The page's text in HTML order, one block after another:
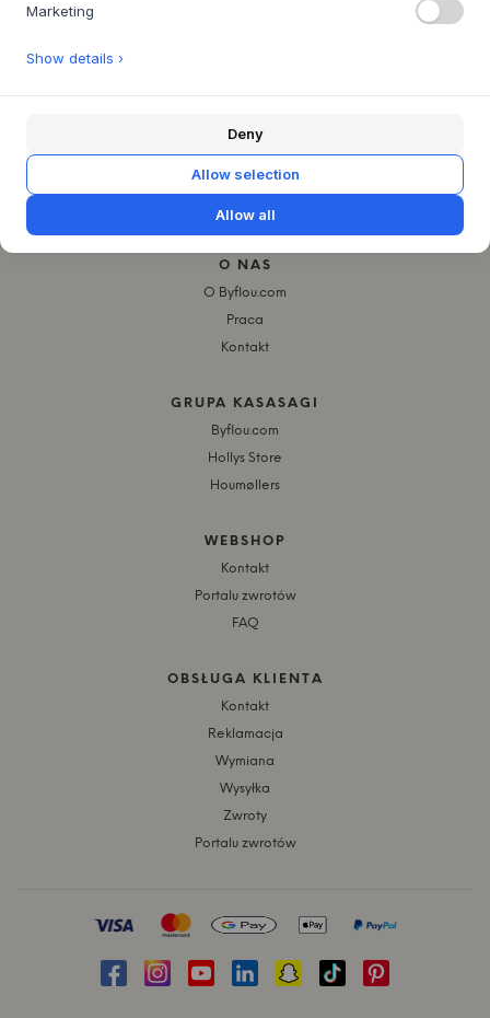
O NAS
O Byflou.com
Praca
Kontakt
GRUPA KASASAGI
Byflou.com
Hollys Store
Houmøllers
WEBSHOP
Kontakt
Portalu zwrotów
FAQ
OBSŁUGA KLIENTA
Kontakt
Reklamacja
Wymiana
Wysyłka
Zwroty
Portalu zwrotów
Marketing
Show details ›
Deny
Allow selection
Allow all